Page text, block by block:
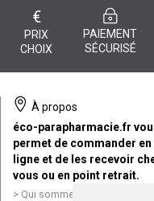
€
PRIX
CHOIX
PAIEMENT
SÉCURISÉ
À propos
éco-parapharmacie.fr
permet de commander en
ligne et de les recevoir
vous ou en point retrait.
Qui sommes nous ?